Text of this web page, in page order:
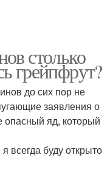
столько
грейпфрут?
до сих пор не
заявления о
опасный яд, который
всегда буду открыто